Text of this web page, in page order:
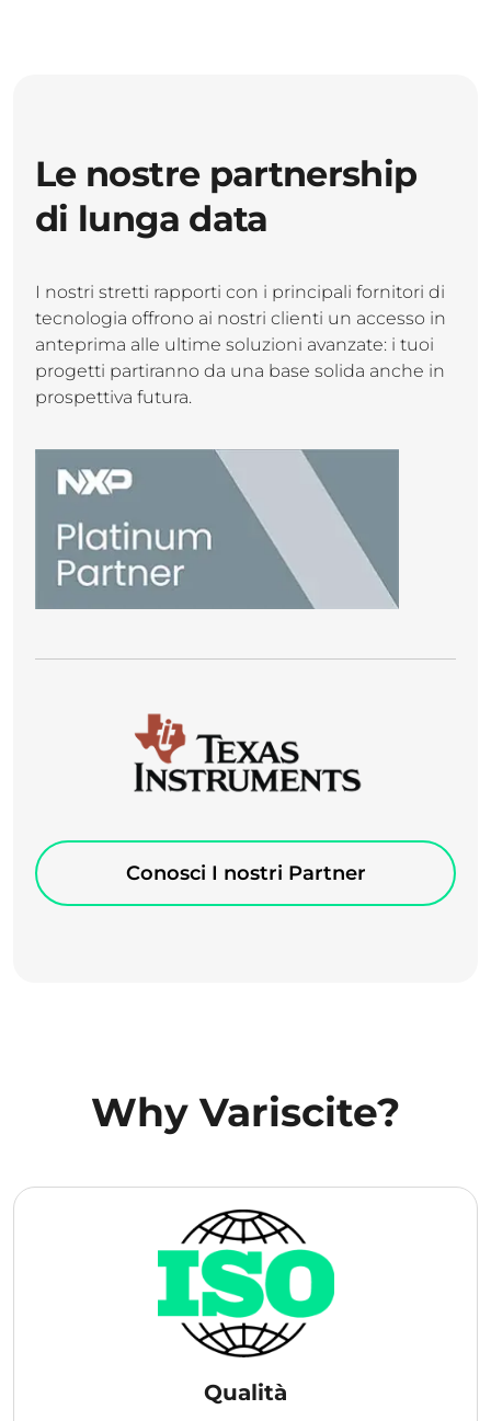
Le nostre partnership
di lunga data
I nostri stretti rapporti con i principali fornitori di
tecnologia offrono ai nostri clienti un accesso in
anteprima alle ultime soluzioni avanzate: i tuoi
progetti partiranno da una base solida anche in
prospettiva futura.
Conosci I nostri Partner
Why Variscite?
Qualità